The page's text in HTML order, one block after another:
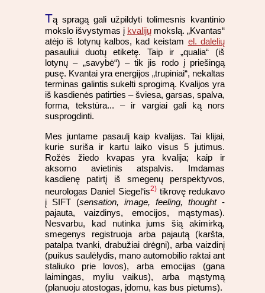
Tą spragą gali užpildyti tolimesnis kvantinio
mokslo išvystymas į kvalijų mokslą. „Kvantas“
atėjo iš lotynų kalbos, kad keistam el. dalelių
pasauliui duotų etiketę. Taip ir „qualia“ (iš
lotynų – „savybė“) – tik jis rodo į priešingą
pusę. Kvantai yra energijos „trupiniai“, nekaltas
terminas galintis sukelti sprogimą. Kvalijos yra
iš kasdienės patirties – šviesa, garsas, spalva,
forma, tekstūra... – ir vargiai gali ką nors
susprogdinti.
Mes juntame pasaulį kaip kvalijas. Tai klijai,
kurie suriša ir kartu laiko visus 5 jutimus.
Rožės žiedo kvapas yra kvalija; kaip ir
aksomo avietinis atspalvis. Imdamas
kasdienę patirtį iš smegenų perspektyvos,
neurologas Daniel Siegel‘is2)tikrovę redukavo
į SIFT (sensation, image, feeling, thought-
pajauta, vaizdinys, emocijos, mąstymas).
Nesvarbu, kad nutinka jums šią akimirką,
smegenys registruoja arba pajautą (karšta,
patalpa tvanki, drabužiai drėgni), arba vaizdinį
(puikus saulėlydis, mano automobilio raktai ant
staliuko prie lovos), arba emocijas (gana
laimingas, myliu vaikus), arba mąstymą
(planuoju atostogas, įdomu, kas bus pietums).